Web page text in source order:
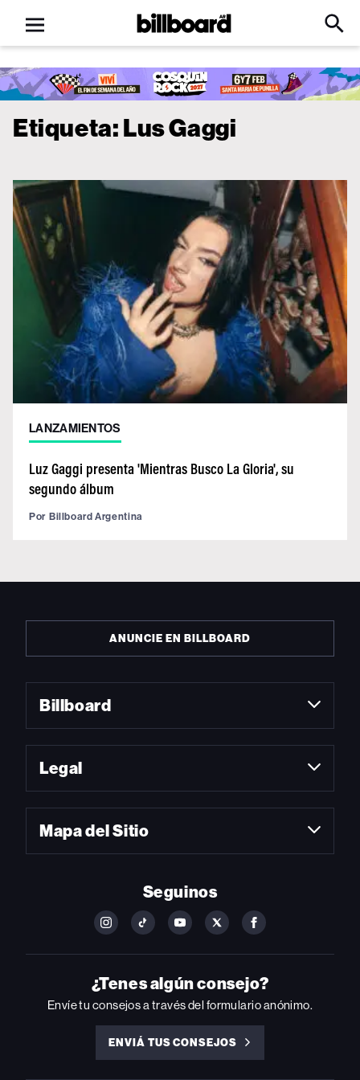
Open
menu
Billboard
Click
Input
Etiqueta:Lus Gaggi
LANZAMIENTOS
Luz Gaggi presenta 'Mientras Busco La Gloria', su
segundo álbum
Por Billboard Argentina
ANUNCIE EN BILLBOARD
Billboard
Legal
Mapa del Sitio
Seguinos
FOLLOW
ON
INSTAGRAM
FOLLOW
ON
YOUTUBE
FOLLOW
ON
YOUTUBE
FOLLOW
ON
FOLLOW
ON
FACEBOOK
¿Tenes algún consejo?
Envíe tu consejos a través del formulario anónimo.
ENVIÁ TUS CONSEJOS
ENVIÁ